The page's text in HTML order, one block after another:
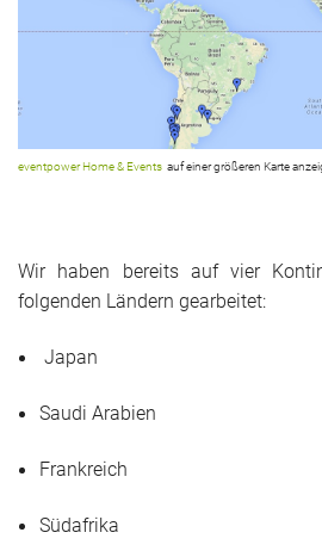
eventpower Home & Events auf einer größeren Karte
Wir haben bereits auf vier
folgenden Ländern gearbeitet:
Japan
Saudi Arabien
Frankreich
Südafrika